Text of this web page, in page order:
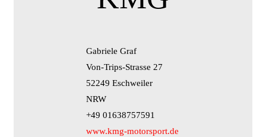
Gabriele Graf
Von-Trips-Strasse 27
52249 Eschweiler
NRW
+49 01638757591
www.kmg-motorsport.de